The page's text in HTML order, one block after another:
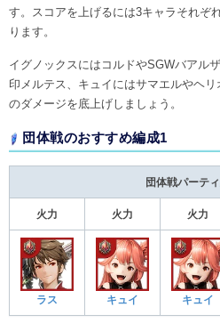
す。スコアを上げるには3キャラそれぞ
ります。
イグノックスにはコルドやSGWバアル
印メルテス、キュイにはサマエルやヘ
のダメージを底上げしましょう。
団体戦のおすすめ編成1
団体戦パーテ
火力 火力 火力
ラス キュイ キュイ